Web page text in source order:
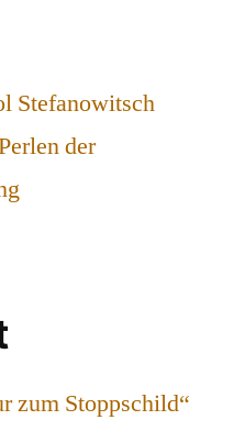
Stefanowitsch
der
zum Stoppschild“